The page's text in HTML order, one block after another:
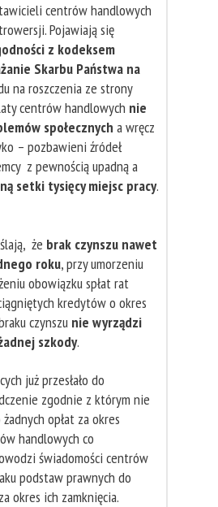
centrów handlowych
Pojawiają się
z kodeksem
Skarbu Państwa na
na roszczenia ze strony
centrów handlowych nie
społecznych a wręcz
– pozbawieni źródeł
z pewnością upadną a
setki tysięcy miejsc pracy.
że brak czynszu nawet
roku, przy umorzeniu
obowiązku spłat rat
kredytów o okres
czynszu nie wyrządzi
szkody.
już przesłało do
zgodnie z którym nie
opłat za okres
handlowych co
świadomości centrów
podstaw prawnych do
okres ich zamknięcia.